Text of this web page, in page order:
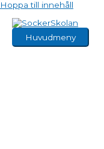
Hoppa till innehåll
Huvudmeny